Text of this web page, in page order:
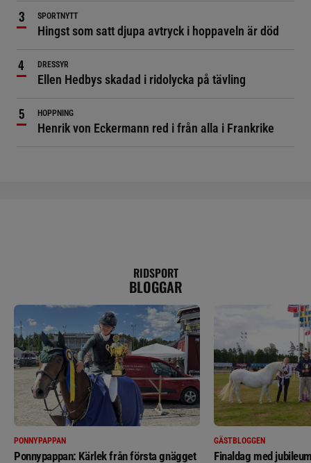
SPORTNYTT
Hingst som satt djupa avtryck i hoppaveln är död
DRESSYR
Ellen Hedbys skadad i ridolycka på tävling
HOPPNING
Henrik von Eckermann red i från alla i Frankrike
RIDSPORT
BLOGGAR
PONNYPAPPAN
Ponnypappan: Kärlek från första gnägget
GÄSTBLOGGEN
Finaldag med